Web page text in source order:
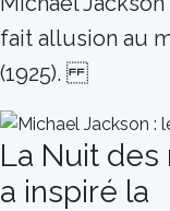
fait allusion au
(1925).
La Nuit
a inspiré la